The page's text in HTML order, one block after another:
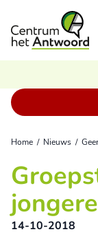
Ga naar de inhoud
Home / Nieuws /
14-10-2018